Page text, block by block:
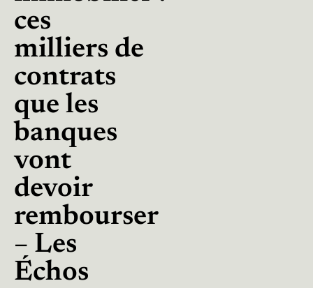
ces
milliers de
contrats
que les
banques
vont
devoir
rembourser
– Les
Échos